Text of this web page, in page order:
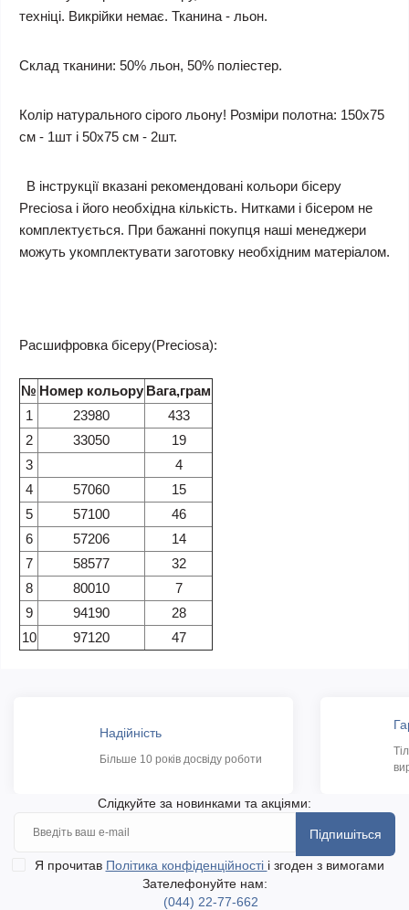
техніці. Викрійки немає. Тканина - льон.
Склад тканини: 50% льон, 50% поліестер.
Колір натурального сірого льону! Розміри полотна: 150х75
см - 1шт і 50х75 см - 2шт.
В інструкції вказані рекомендовані кольори бісеру
Preciosa і його необхідна кількість. Нитками і бісером не
комплектується. При бажанні покупця наші менеджери
можуть укомплектувати заготовку необхідним матеріалом.
Расшифровка бісеру(Preciosa):
№ Номер кольору Вага,грам
1
23980
433
2
33050
19
3
4
4
57060
15
5
57100
46
6
57206
14
7
58577
32
8
80010
7
9
94190
28
10
97120 47
Надійність
Більше 10 років досвіду роботи
Слідкуйте за новинками та акціями:
Підпишіться
Я прочитав Політика конфіденційності і згоден з вимогами
Зателефонуйте нам:
(044) 22-77-662